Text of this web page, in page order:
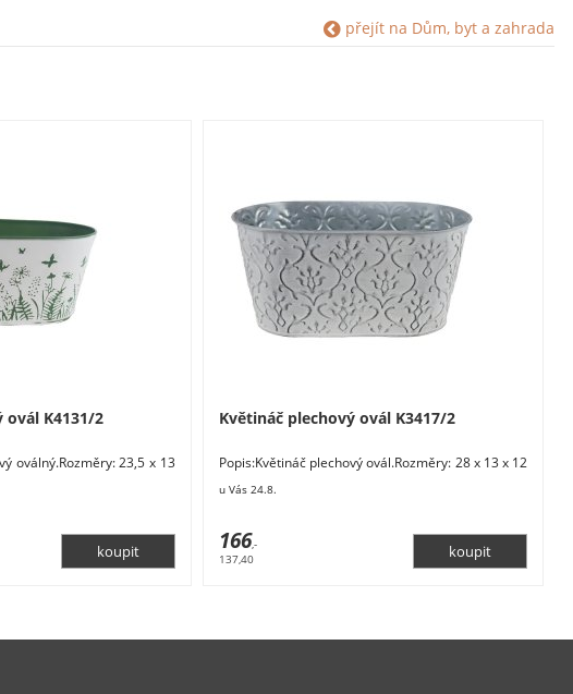
přejít na Dům, byt a zahrada
ovál K4131/2
oválný.Rozměry: 23,5 x 13
Květináč plechový ovál K3417/2
Popis:Květináč plechový ovál.Rozměry: 28 x 13 x 12
u Vás 24.8.
166,-
137,40